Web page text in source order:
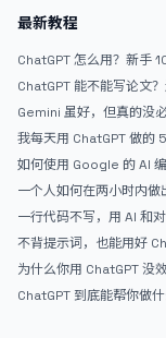
最新教程
ChatGPT 怎么用？新手
ChatGPT 能不能写论文
Gemini 虽好，但真的没
弃 ChatGPT
我每天用 ChatGPT 做的
如何使用 Google 的 AI
AntiGravity：独立开发者
武器
一个人如何在两小时内做
APP？｜AntiGravity +
战完整记录
一行代码不写，用 AI 和
个完整网站：《图书天堂
不背提示词，也能用好
一个万能提问模板
为什么你用 ChatGPT 没效果
的人第一步就问错了
ChatGPT 到底能帮你做